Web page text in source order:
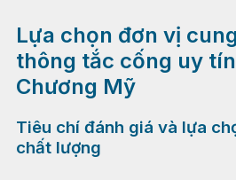
Lựa chọn đơn vị
thông tắc cống uy
Chương Mỹ
Tiêu chí đánh giá và lựa
chất lượng